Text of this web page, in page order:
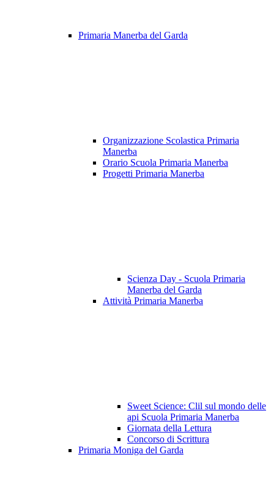
Primaria Manerba del Garda
Organizzazione Scolastica Primaria
Manerba
Orario Scuola Primaria Manerba
Progetti Primaria Manerba
Scienza Day - Scuola Primaria
Manerba del Garda
Attività Primaria Manerba
Sweet Science: Clil sul mondo delle
api Scuola Primaria Manerba
Giornata della Lettura
Concorso di Scrittura
Primaria Moniga del Garda